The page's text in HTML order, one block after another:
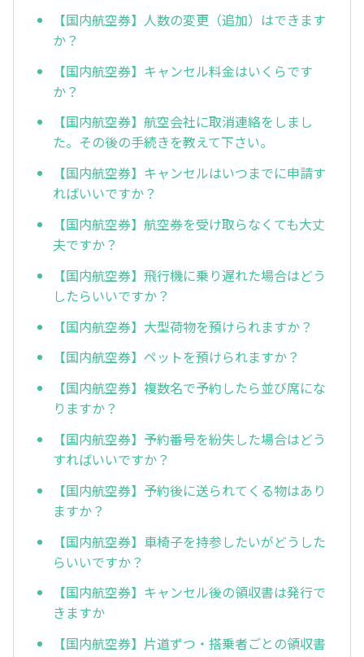
【国内航空券】人数の変更（追加）はできます
か？
【国内航空券】キャンセル料金はいくらです
か？
【国内航空券】航空会社に取消連絡をしまし
た。その後の手続きを教えて下さい。
【国内航空券】キャンセルはいつまでに申請す
ればいいですか？
【国内航空券】航空券を受け取らなくても大丈
夫ですか？
【国内航空券】飛行機に乗り遅れた場合はどう
したらいいですか？
【国内航空券】大型荷物を預けられますか？
【国内航空券】ペットを預けられますか？
【国内航空券】複数名で予約したら並び席にな
りますか？
【国内航空券】予約番号を紛失した場合はどう
すればいいですか？
【国内航空券】予約後に送られてくる物はあり
ますか？
【国内航空券】車椅子を持参したいがどうした
らいいですか？
【国内航空券】キャンセル後の領収書は発行で
きますか
【国内航空券】片道ずつ・搭乗者ごとの領収書